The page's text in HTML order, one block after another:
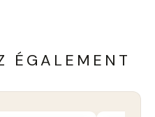
ÉGALEMENT